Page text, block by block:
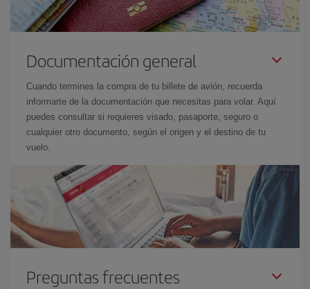
Documentación general
Cuando termines la compra de tu billete de avión, recuerda
informarte de la documentación que necesitas para volar. Aquí
puedes consultar si requieres visado, pasaporte, seguro o
cualquier otro documento, según el origen y el destino de tu
vuelo.
Preguntas frecuentes